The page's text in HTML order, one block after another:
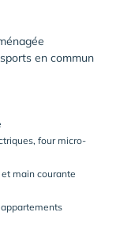
en commun
four micro-
main courante